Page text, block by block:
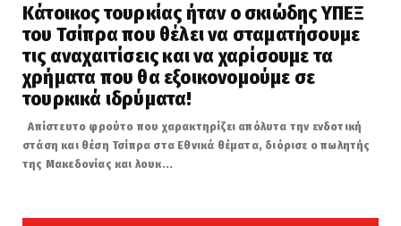
Κάτοικος τουρκίας ήταν ο σκιώδης ΥΠΕΞ
του Τσίπρα που θέλει να σταματήσουμε
τις αναχαιτίσεις και να χαρίσουμε τα
χρήματα που θα εξοικονομούμε σε
τουρκικά ιδρύματα!
Απίστευτο φρούτο που χαρακτηρίζει απόλυτα την ενδοτική
στάση και θέση Τσίπρα στα Εθνικά θέματα, διόρισε ο πωλητής
της Μακεδονίας και λουκ...